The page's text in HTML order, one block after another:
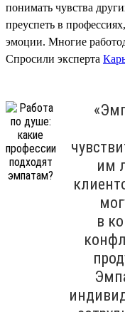
понимать чувства
преуспеть в
эмоции. Многие
Спросили эксперта
им
в